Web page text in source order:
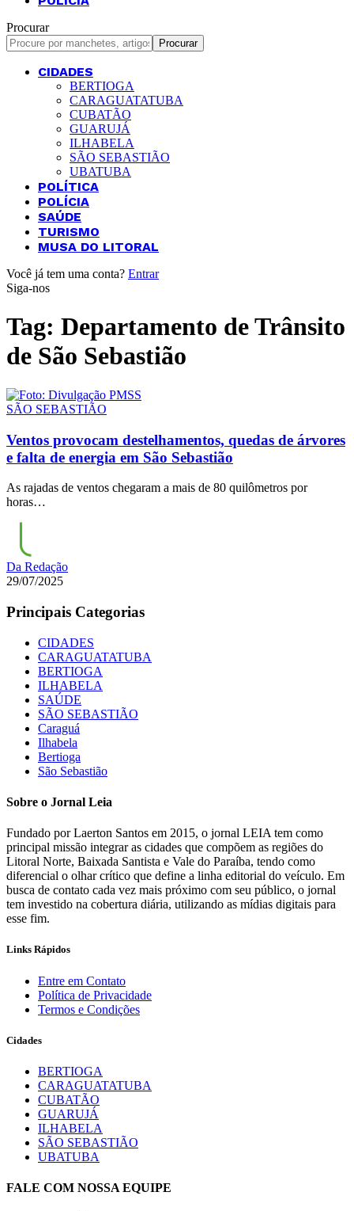
Procurar
CIDADES
BERTIOGA
CARAGUATATUBA
CUBATÃO
GUARUJÁ
ILHABELA
SÃO SEBASTIÃO
UBATUBA
POLÍTICA
POLÍCIA
SAÚDE
TURISMO
MUSA DO LITORAL
Você já tem uma conta? Entrar
Siga-nos
Tag: Departamento de Trânsito
de São Sebastião
SÃO SEBASTIÃO
Ventos provocam destelhamentos, quedas de árvores
e falta de energia em São Sebastião
As rajadas de ventos chegaram a mais de 80 quilômetros por
horas…
Da Redação
29/07/2025
Principais Categorias
CIDADES
CARAGUATATUBA
BERTIOGA
ILHABELA
SAÚDE
SÃO SEBASTIÃO
Caraguá
Ilhabela
Bertioga
São Sebastião
Sobre o Jornal Leia
Fundado por Laerton Santos em 2015, o jornal LEIA tem como
principal missão integrar as cidades que compõem as regiões do
Litoral Norte, Baixada Santista e Vale do Paraíba, tendo como
diferencial o olhar crítico que define a linha editorial do veículo. Em
busca de contato cada vez mais próximo com seu público, o jornal
tem investido na cobertura diária, utilizando as mídias digitais para
esse fim.
Links Rápidos
Entre em Contato
Política de Privacidade
Termos e Condições
Cidades
BERTIOGA
CARAGUATATUBA
CUBATÃO
GUARUJÁ
ILHABELA
SÃO SEBASTIÃO
UBATUBA
FALE COM NOSSA EQUIPE